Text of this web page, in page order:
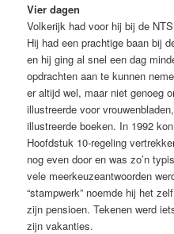
Vier dagen
Volkerijk had voor hij bij de
Hij had een prachtige baan bij
en hij ging al snel een dag
opdrachten aan te kunnen
er altijd wel, maar niet genoeg
illustreerde voor
illustreerde boeken. In 1992
Hoofdstuk 10-regeling
nog even door en was zo’n
vele meerkeuzeantwoorden
“stampwerk” noemde hij het
zijn pensioen. Tekenen werd
zijn vakanties.